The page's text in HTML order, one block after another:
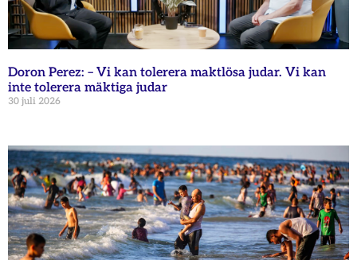
Doron Perez: – Vi kan tolerera maktlösa judar. Vi kan
inte tolerera mäktiga judar
30 juli 2026